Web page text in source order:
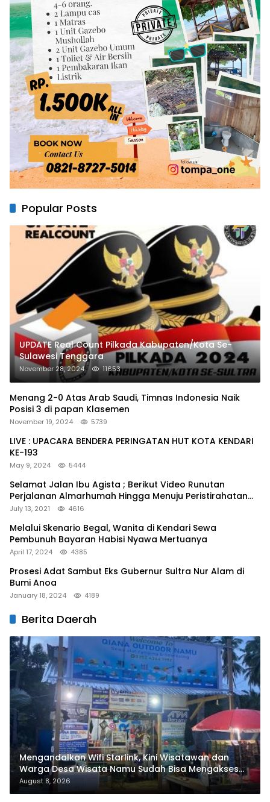
Popular Posts
UPDATE Real Count Pilkada Kabupaten/Kota Se-
Sulawesi Tenggara
November 28, 2024 11653
Menang 2-0 Atas Arab Saudi, Timnas Indonesia Naik
Posisi 3 di papan Klasemen
November 19, 2024 5739
LIVE : UPACARA BENDERA PERINGATAN HUT KOTA KENDARI
KE-193
May 9, 2024 5444
Selamat Jalan Ibu Agista ; Berikut Video Runutan
Perjalanan Almarhumah Hingga Menuju Peristirahatan
Terakhir
July 13, 2021 4616
Melalui Skenario Begal, Wanita di Kendari Sewa
Pembunuh Bayaran Habisi Nyawa Mertuanya
April 17, 2024 4385
Prosesi Adat Sambut Eks Gubernur Sultra Nur Alam di
Bumi Anoa
January 18, 2024 4189
Berita Daerah
Mengandalkan Wifi Starlink, Kini Wisatawan dan
Warga Desa Wisata Namu Sudah Bisa Mengakses
Transaksi Digital
August 8, 2026